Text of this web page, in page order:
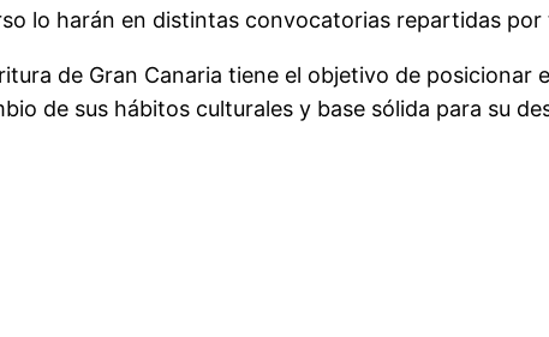
lo harán en distintas convocatorias repartidas por
de Gran Canaria tiene el objetivo de posicionar
de sus hábitos culturales y base sólida para su